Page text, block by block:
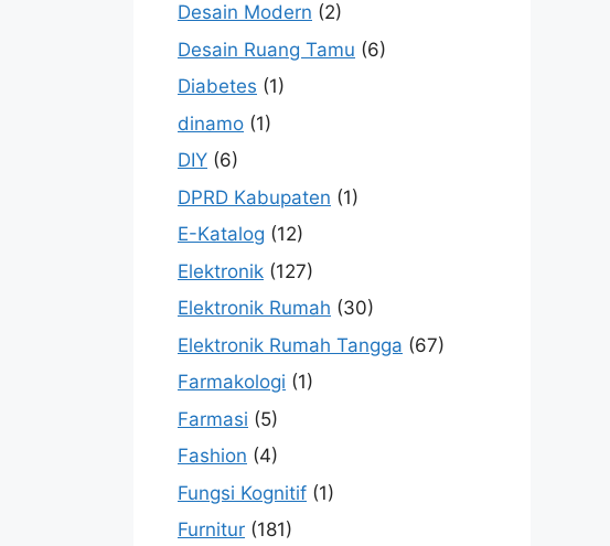
Desain Modern (2)
Desain Ruang Tamu (6)
Diabetes (1)
dinamo (1)
DIY (6)
DPRD Kabupaten (1)
E-Katalog (12)
Elektronik (127)
Elektronik Rumah (30)
Elektronik Rumah Tangga (67)
Farmakologi (1)
Farmasi (5)
Fashion (4)
Fungsi Kognitif (1)
Furnitur (181)